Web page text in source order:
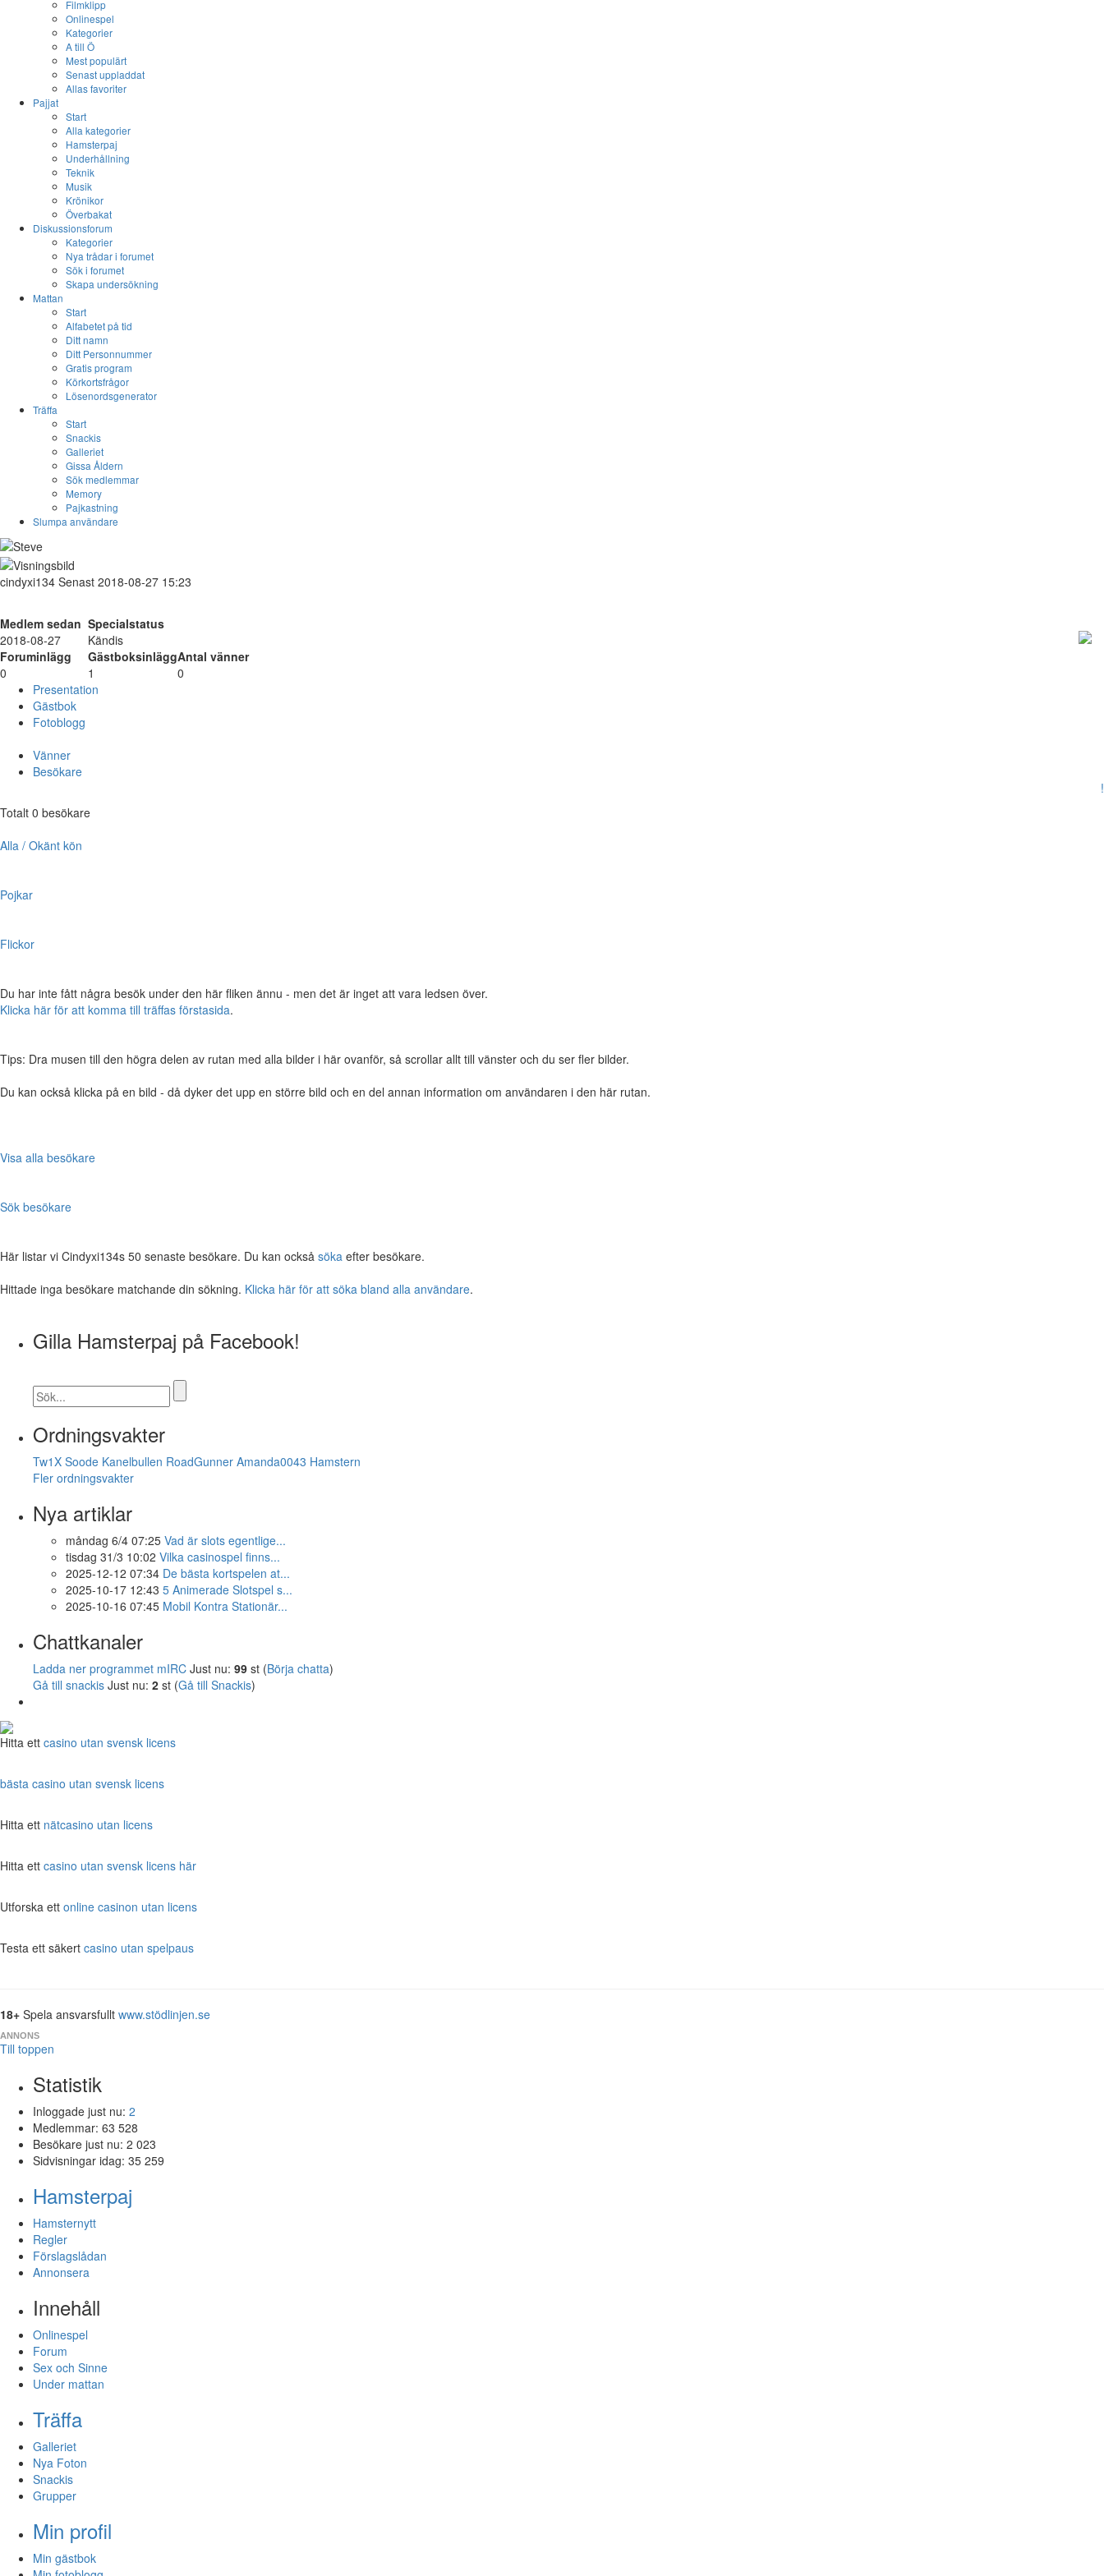
Filmklipp
Onlinespel
Kategorier
A till Ö
Mest populärt
Senast uppladdat
Allas favoriter
Pajjat
Start
Alla kategorier
Hamsterpaj
Underhållning
Teknik
Musik
Krönikor
Överbakat
Diskussionsforum
Kategorier
Nya trådar i forumet
Sök i forumet
Skapa undersökning
Mattan
Start
Alfabetet på tid
Ditt namn
Ditt Personnummer
Gratis program
Körkortsfrågor
Lösenordsgenerator
Träffa
Start
Snackis
Galleriet
Gissa Åldern
Sök medlemmar
Memory
Pajkastning
Slumpa användare
cindyxi134 Senast 2018-08-27 15:23
Medlem sedan Specialstatus
2018-08-27
Kändis
Foruminlägg
GästboksinläggAntal vänner
0
1
0
Presentation
Gästbok
Fotoblogg
Vänner
Besökare
!
Totalt 0 besökare
Alla / Okänt kön
Pojkar
Flickor
Du har inte fått några besök under den här fliken ännu - men det är inget att vara ledsen över.
Klicka här för att komma till träffas förstasida.
Tips: Dra musen till den högra delen av rutan med alla bilder i här ovanför, så scrollar allt till vänster och du ser fler bilder.
Du kan också klicka på en bild - då dyker det upp en större bild och en del annan information om användaren i den här rutan.
Visa alla besökare
Sök besökare
Här listar vi Cindyxi134s 50 senaste besökare. Du kan också söka efter besökare.
Hittade inga besökare matchande din sökning. Klicka här för att söka bland alla användare.
Gilla Hamsterpaj på Facebook!
Ordningsvakter
Tw1X Soode Kanelbullen RoadGunner Amanda0043 Hamstern
Fler ordningsvakter
Nya artiklar
måndag 6/4 07:25 Vad är slots egentlige...
tisdag 31/3 10:02 Vilka casinospel finns...
2025-12-12 07:34 De bästa kortspelen at...
2025-10-17 12:43 5 Animerade Slotspel s...
2025-10-16 07:45 Mobil Kontra Stationär...
Chattkanaler
Ladda ner programmet mIRC Just nu: 99 st (Börja chatta)
Gå till snackis Just nu: 2 st (Gå till Snackis)
Hitta ett casino utan svensk licens
bästa casino utan svensk licens
Hitta ett nätcasino utan licens
Hitta ett casino utan svensk licens här
Utforska ett online casinon utan licens
Testa ett säkert casino utan spelpaus
18+ Spela ansvarsfullt www.stödlinjen.se
ANNONS
Till toppen
Statistik
Inloggade just nu: 2
Medlemmar: 63 528
Besökare just nu: 2 023
Sidvisningar idag: 35 259
Hamsterpaj
Hamsternytt
Regler
Förslagslådan
Annonsera
Innehåll
Onlinespel
Forum
Sex och Sinne
Under mattan
Träffa
Galleriet
Nya Foton
Snackis
Grupper
Min profil
Min gästbok